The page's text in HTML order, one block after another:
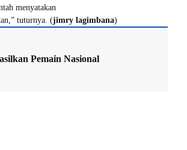
menyatakan
tuturnya. (jimry lagimbana)
Pemain Nasional